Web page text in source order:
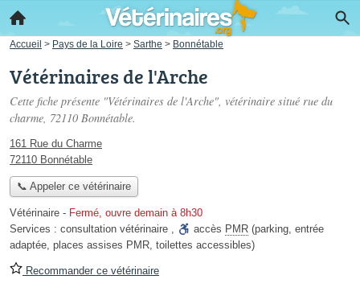
Accueil > Pays de la Loire > Sarthe > Bonnétable
Vétérinaires de l'Arche
Cette fiche présente "Vétérinaires de l'Arche", vétérinaire situé rue du
charme, 72110 Bonnétable.
161 Rue du Charme
72110 Bonnétable
📞 Appeler ce vétérinaire
Vétérinaire - Fermé, ouvre demain à 8h30
Services : consultation vétérinaire , accès PMR (parking, entrée
adaptée, places assises PMR, toilettes accessibles)
Recommander ce vétérinaire